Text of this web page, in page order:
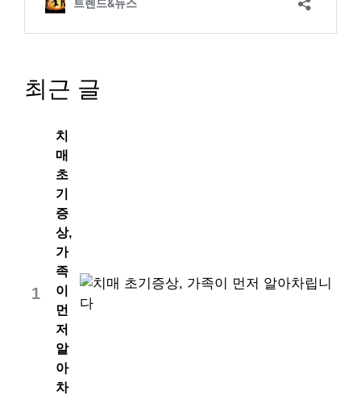
최근 글
1
치
매
초
기
증
상,
가
족
이
먼
저
알
아
차